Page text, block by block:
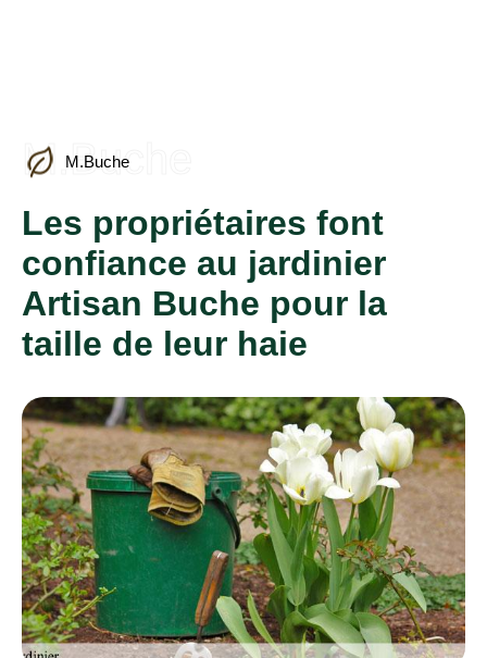
M.Buche
M.Buche
Les propriétaires font
confiance au jardinier
Artisan Buche pour la
taille de leur haie